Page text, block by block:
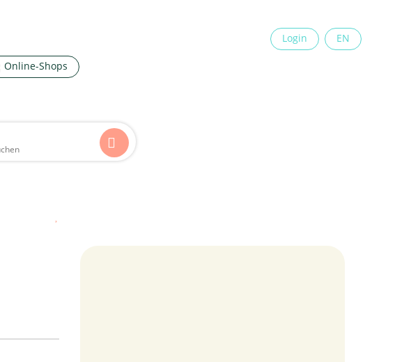
Online-Shops
Login EN ×
Online-Shops